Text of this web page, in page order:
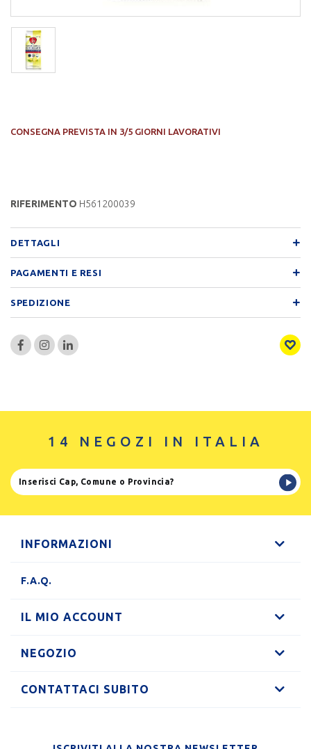
CONSEGNA PREVISTA IN 3/5 GIORNI LAVORATIVI
RIFERIMENTO H561200039
DETTAGLI
PAGAMENTI E RESI
SPEDIZIONE
14 NEGOZI IN ITALIA
INFORMAZIONI
F.A.Q.
IL MIO ACCOUNT
NEGOZIO
CONTATTACI SUBITO